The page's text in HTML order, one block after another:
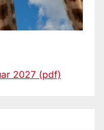
2027 (pdf)